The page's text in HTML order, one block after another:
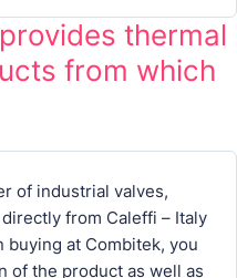
thermal
from which
of industrial valves,
from Caleffi – Italy
buying at Combitek, you
of the product as well as